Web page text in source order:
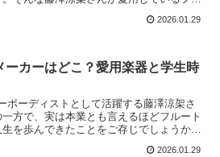
2026.01.29
ーカーはどこ？愛用楽器と学生時
ボーディストとして活躍する藤澤涼架さ
方で、実は本業とも言えるほどフルート
を歩んできたことをご存じでしょうか。
2026.01.29